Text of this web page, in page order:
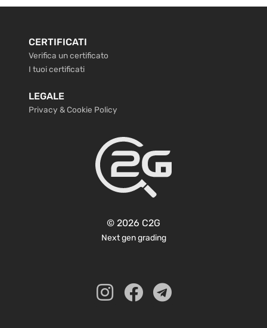
CERTIFICATI
Verifica un certificato
I tuoi certificati
LEGALE
Privacy & Cookie Policy
© 2026 C2G
Next gen grading